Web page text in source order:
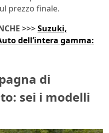
prezzo finale.
>>>Suzuki,
dell’intera gamma:
di
sei i modelli